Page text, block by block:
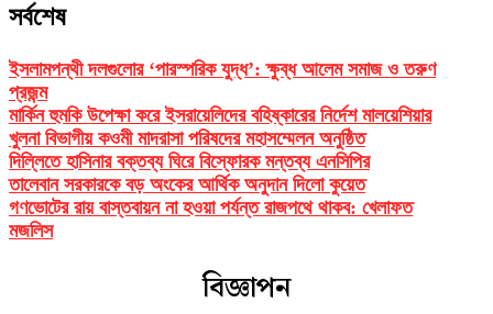
সর্বশেষ
ইসলামপন্থী দলগুলোর ‘পারস্পরিক যুদ্ধ’: ক্ষুব্ধ আলেম সমাজ ও তরুণ
প্রজন্ম
মার্কিন হুমকি উপেক্ষা করে ইসরায়েলিদের বহিষ্কারের নির্দেশ মালয়েশিয়ার
খুলনা বিভাগীয় কওমী মাদরাসা পরিষদের মহাসম্মেলন অনুষ্ঠিত
দিল্লিতে হাসিনার বক্তব্য ঘিরে বিস্ফোরক মন্তব্য এনসিপির
তালেবান সরকারকে বড় অংকের আর্থিক অনুদান দিলো কুয়েত
গণভোটের রায় বাস্তবায়ন না হওয়া পর্যন্ত রাজপথে থাকব: খেলাফত
মজলিস
বিজ্ঞাপন